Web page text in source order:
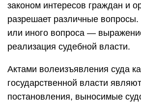
законом интересов граждан и
разрешает различные
или иного вопроса —
реализация судебной власти.
Актами волеизъявления суда
государственной власти
постановления, выносимые